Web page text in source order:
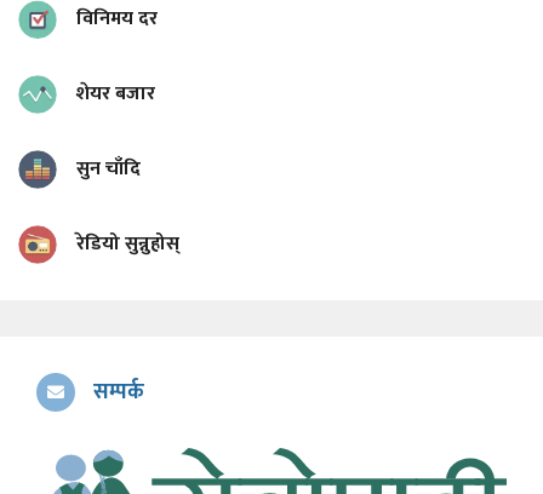
विनिमय दर
शेयर बजार
सुन चाँदि
रेडियो सुन्नुहोस्
सम्पर्क